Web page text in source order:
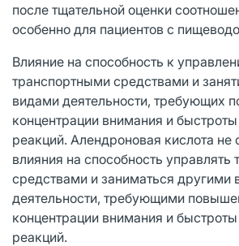
после тщательной оценки
особенно для пациентов с
Влияние на способность к
транспортными средствами и
видами деятельности, требующих
концентрации внимания и
реакций. Алендроновая кислота не
влияния на способность
средствами и заниматься другими
деятельности, требующими
концентрации внимания и
реакций.